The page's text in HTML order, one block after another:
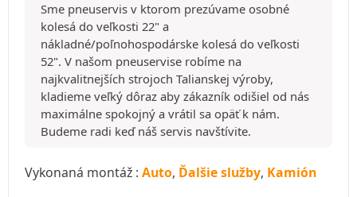
Sme pneuservis v ktorom prezúvame osobné
kolesá do veľkosti 22" a
nákladné/poľnohospodárske kolesá do veľkosti
52". V našom pneuservise robíme na
najkvalitnejších strojoch Talianskej výroby,
kladieme veľký dôraz aby zákazník odišiel od nás
maximálne spokojný a vrátil sa opäť k nám.
Budeme radi keď náš servis navštívite.
Vykonaná montáž : Auto, Ďalšie služby, Kamión